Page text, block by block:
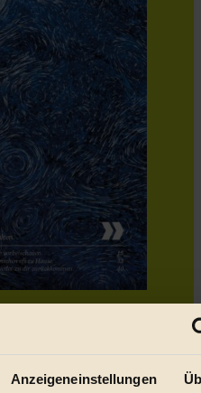
Anzeigeneinstellungen